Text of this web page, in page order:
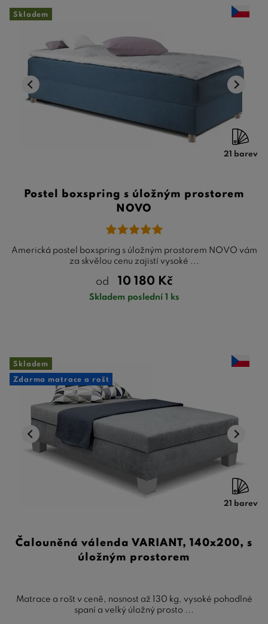
Skladem
21 barev
Postel boxspring s úložným prostorem
NOVO
Americká postel boxspring s úložným prostorem NOVO vám
za skvělou cenu zajistí vysoké ...
od 10 180 Kč
Skladem poslední 1 ks
Skladem
Zdarma matrace a rošt
21 barev
Čalouněná válenda VARIANT, 140x200, s
úložným prostorem
Matrace a rošt v ceně, nosnost až 130 kg, vysoké pohodlné
spaní a velký úložný prosto ...